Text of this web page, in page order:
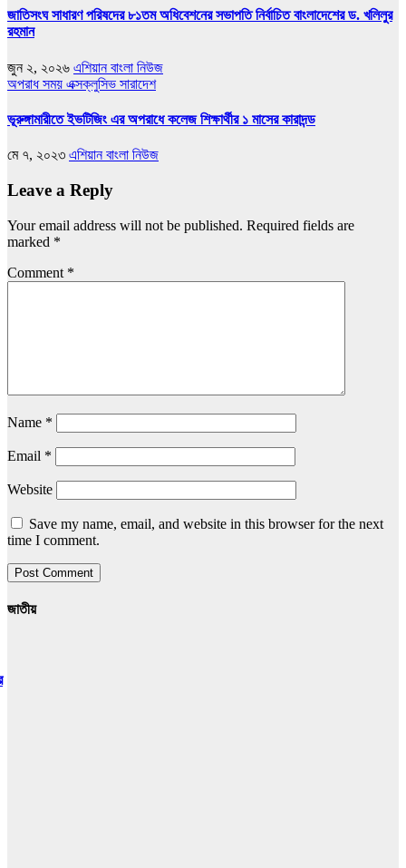
জাতিসংঘ সাধারণ পরিষদের ৮১তম অধিবেশনের সভাপতি নির্বাচিত বাংলাদেশের ড. খলিলুর
রহমান
জুন ২, ২০২৬ এশিয়ান বাংলা নিউজ
অপরাধ সময় এক্সক্লুসিভ সারাদেশ
ভূরুঙ্গামারীতে ইভটিজিং এর অপরাধে কলেজ শিক্ষার্থীর ১ মাসের কারাদন্ড
মে ৭, ২০২৩ এশিয়ান বাংলা নিউজ
Leave a Reply
Your email address will not be published. Required fields are
marked *
Comment *
Name *
Email *
Website
Save my name, email, and website in this browser for the next
time I comment.
জাতীয়